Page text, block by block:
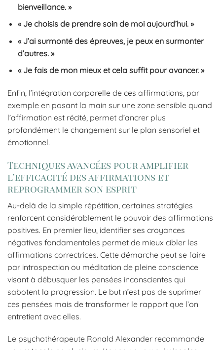
bienveillance. »
« Je choisis de prendre soin de moi aujourd’hui. »
« J’ai surmonté des épreuves, je peux en surmonter
d’autres. »
« Je fais de mon mieux et cela suffit pour avancer. »
Enfin, l’intégration corporelle de ces affirmations, par
exemple en posant la main sur une zone sensible quand
l’affirmation est récité, permet d’ancrer plus
profondément le changement sur le plan sensoriel et
émotionnel.
Techniques avancées pour amplifier
l’efficacité des affirmations et
reprogrammer son esprit
Au-delà de la simple répétition, certaines stratégies
renforcent considérablement le pouvoir des affirmations
positives. En premier lieu, identifier ses croyances
négatives fondamentales permet de mieux cibler les
affirmations correctrices. Cette démarche peut se faire
par introspection ou méditation de pleine conscience
visant à débusquer les pensées inconscientes qui
sabotent la progression. Le but n’est pas de suprimer
ces pensées mais de transformer le rapport que l’on
entretient avec elles.
Le psychothérapeute Ronald Alexander recommande